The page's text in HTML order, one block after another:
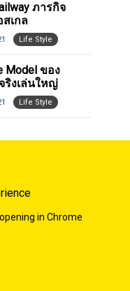
ภารกิจ
เกล
Life Style
Model ของ
ริงเล่นใหญ่
Life Style
in Chrome